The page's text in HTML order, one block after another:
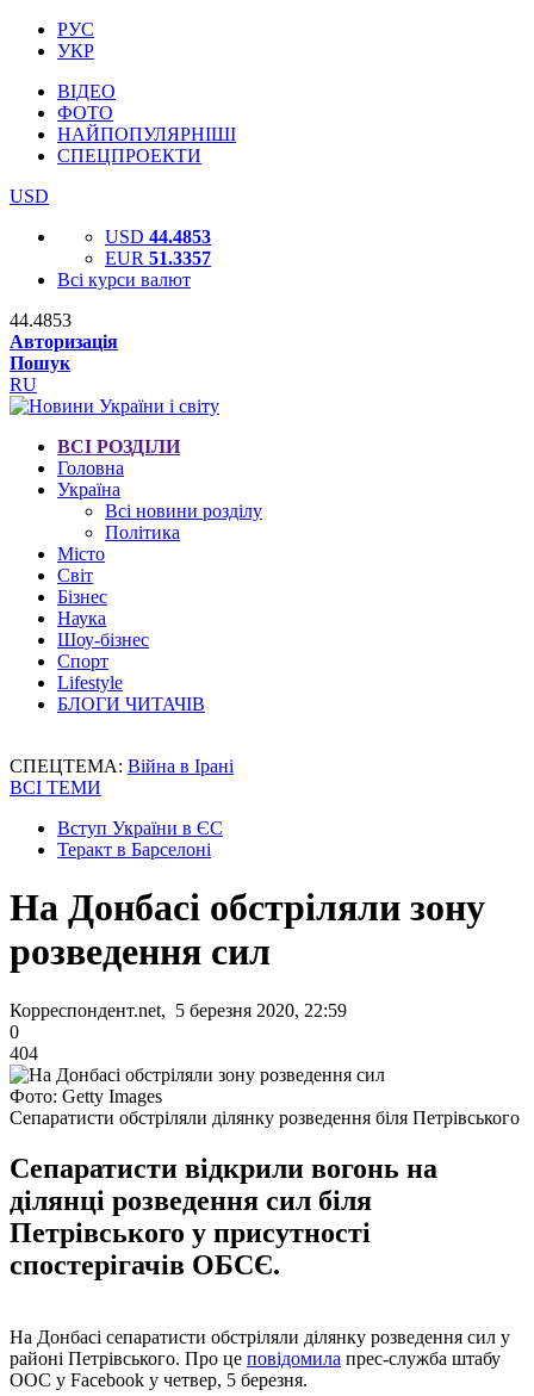
РУС
УКР
ВІДЕО
ФОТО
НАЙПОПУЛЯРНІШІ
СПЕЦПРОЕКТИ
USD
USD 44.4853
EUR 51.3357
Всі курси валют
44.4853
Авторизація
Пошук
RU
ВСІ РОЗДІЛИ
Головна
Україна
Всі новини розділу
Політика
Місто
Світ
Бізнес
Наука
Шоу-бізнес
Спорт
Lifestyle
БЛОГИ ЧИТАЧІВ
СПЕЦТЕМА: Війна в Ірані
ВСІ ТЕМИ
Вступ України в ЄС
Теракт в Барселоні
На Донбасі обстріляли зону
розведення сил
Корреспондент.net, 5 березня 2020, 22:59
0
404
Фото: Getty Images
Сепаратисти обстріляли ділянку розведення біля Петрівського
Сепаратисти відкрили вогонь на
ділянці розведення сил біля
Петрівського у присутності
спостерігачів ОБСЄ.
На Донбасі сепаратисти обстріляли ділянку розведення сил у
районі Петрівського. Про це повідомила прес-служба штабу
ООС у Facebook у четвер, 5 березня.